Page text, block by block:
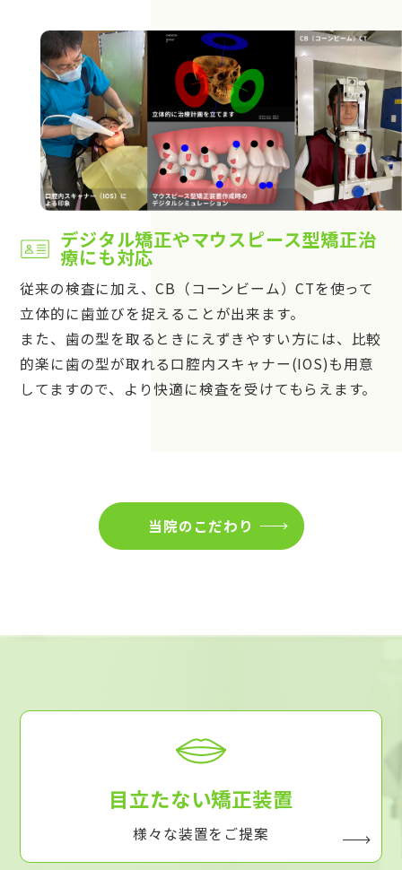
デジタル矯正やマウスピース型矯正治
療にも対応
従来の検査に加え、CB（コーンビーム）CTを使って
立体的に歯並びを捉えることが出来ます。
また、歯の型を取るときにえずきやすい方には、比較
的楽に歯の型が取れる口腔内スキャナー(IOS)も用意
してますので、より快適に検査を受けてもらえます。
当院のこだわり
目立たない矯正装置
様々な装置をご提案